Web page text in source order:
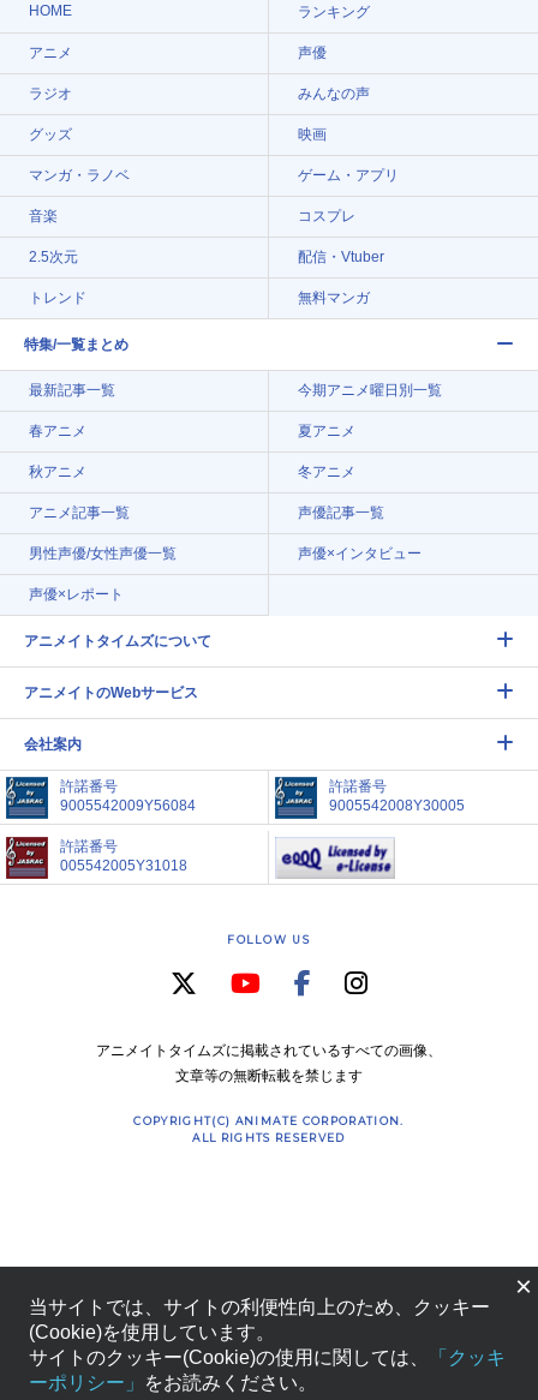
HOME ランキング
アニメ 声優
ラジオ みんなの声
グッズ 映画
マンガ・ラノベ ゲーム・アプリ
音楽 コスプレ
2.5次元 配信・Vtuber
トレンド 無料マンガ
特集/一覧まとめ
最新記事一覧 今期アニメ曜日別一覧
春アニメ 夏アニメ
秋アニメ 冬アニメ
アニメ記事一覧 声優記事一覧
男性声優/女性声優一覧 声優×インタビュー
声優×レポート
アニメイトタイムズについて
アニメイトのWebサービス
会社案内
許諾番号
9005542009Y56084
許諾番号
9005542008Y30005
許諾番号
005542005Y31018
FOLLOW US
アニメイトタイムズに掲載されているすべての画像、
文章等の無断転載を禁じます
COPYRIGHT(C) ANIMATE CORPORATION.
ALL RIGHTS RESERVED
×
当サイトでは、サイトの利便性向上のため、クッキー
(Cookie)を使用しています。
サイトのクッキー(Cookie)の使用に関しては、
「クッキ
ーポリシー」
をお読みください。